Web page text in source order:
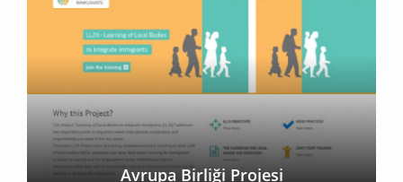
Avrupa Birliği Projesi